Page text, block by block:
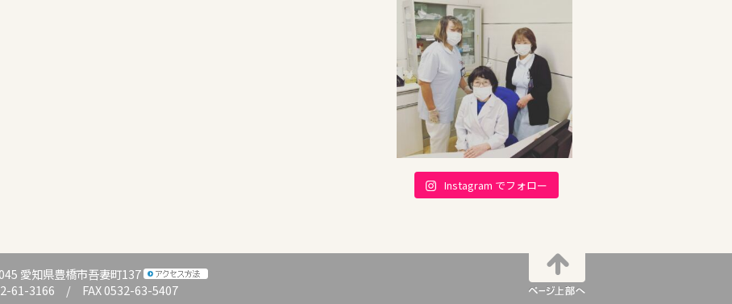
Instagram でフォロー
愛知県豊橋市吾妻町137
61-3166 / FAX 0532-63-5407